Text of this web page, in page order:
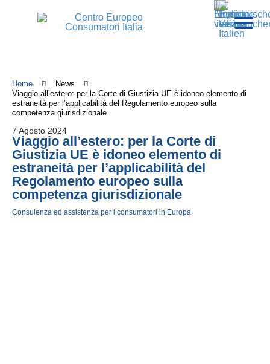
Home
News
Viaggio all’estero: per la Corte di Giustizia UE è idoneo elemento di
estraneità per l’applicabilità del Regolamento europeo sulla
competenza giurisdizionale
7 Agosto 2024
Viaggio all’estero: per la Corte di
Giustizia UE è idoneo elemento di
estraneità per l’applicabilità del
Regolamento europeo sulla
competenza giurisdizionale
Consulenza ed assistenza per i consumatori in Europa